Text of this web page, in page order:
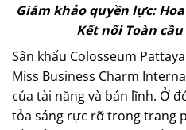
Giám khảo quyền lực:
Kết nối Toàn
Sân khấu Colosseum
Miss Business Charm
của tài năng và bản lĩnh. Ở
tỏa sáng rực rỡ trong trang